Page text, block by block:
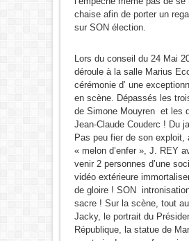
chaise afin de porter un
sur SON élection.
Lors du conseil du 24 Mai
déroule à la salle Marius
cérémonie d’ une
en scène. Dépassés les
de Simone Mouyren et les
Jean-Claude Couderc ! Du
Pas peu fier de son exploit,
« melon d’enfer », J. REY
venir 2 personnes d’une
vidéo extérieure
de gloire ! SON
sacre ! Sur la scène, tout
Jacky, le portrait du
République, la statue de